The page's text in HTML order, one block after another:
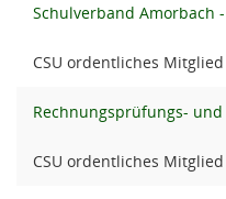
Schulverband Amorbach
CSU ordentliches Mitglied
Rechnungsprüfungs- und
CSU ordentliches Mitglied